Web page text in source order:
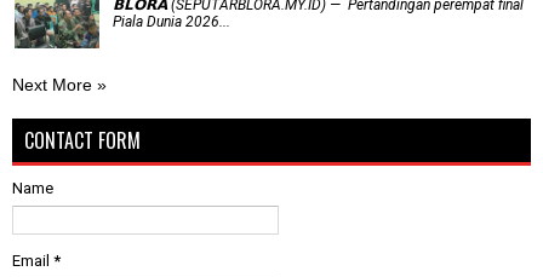
𝗕𝗟𝗢𝗥𝗔 (SEPUTARBLORA.MY.ID) — Pertandingan perempat final
Piala Dunia 2026...
Next More »
CONTACT FORM
Name
Email *